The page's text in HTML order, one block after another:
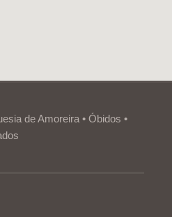
de Amoreira • Óbidos •